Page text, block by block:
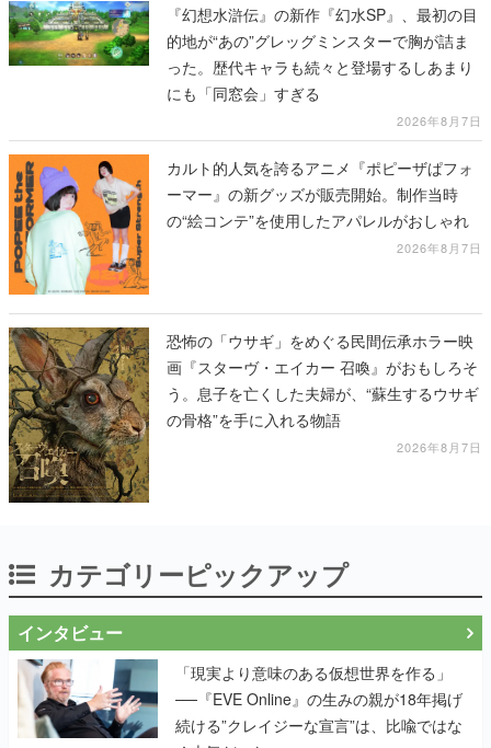
『幻想水滸伝』の新作『幻水SP』、最初の目
的地が“あの”グレッグミンスターで胸が詰ま
った。歴代キャラも続々と登場するしあまり
にも「同窓会」すぎる
2026年8月7日
カルト的人気を誇るアニメ『ポピーザぱフォ
ーマー』の新グッズが販売開始。制作当時
の“絵コンテ”を使用したアパレルがおしゃれ
2026年8月7日
恐怖の「ウサギ」をめぐる民間伝承ホラー映
画『スターヴ・エイカー 召喚』がおもしろそ
う。息子を亡くした夫婦が、“蘇生するウサギ
の骨格”を手に入れる物語
2026年8月7日
カテゴリーピックアップ
インタビュー
「現実より意味のある仮想世界を作る」
──『EVE Online』の生みの親が18年掲げ
続ける”クレイジーな宣言”は、比喩ではな